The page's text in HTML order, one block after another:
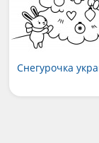
Снегурочка